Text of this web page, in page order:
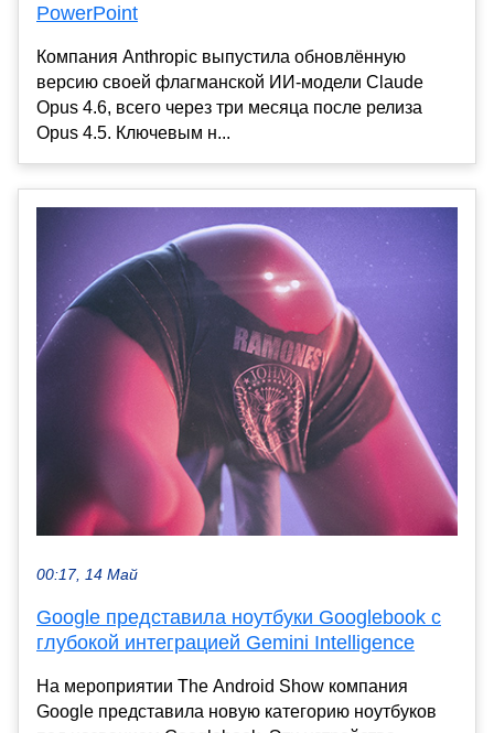
PowerPoint
Компания Anthropic выпустила обновлённую
версию своей флагманской ИИ-модели Claude
Opus 4.6, всего через три месяца после релиза
Opus 4.5. Ключевым н...
00:17, 14 Май
Google представила ноутбуки Googlebook с
глубокой интеграцией Gemini Intelligence
На мероприятии The Android Show компания
Google представила новую категорию ноутбуков